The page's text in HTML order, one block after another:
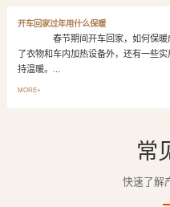
开车回家过年用什么保暖
春节期间开车回家，如何保暖成
了衣物和车内加热设备外，还有一些
持温暖。...
MORE+
常
快速了解